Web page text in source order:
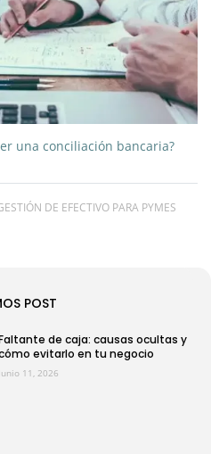
una conciliación bancaria?
DE EFECTIVO PARA PYMES
POST
de caja: causas ocultas y
evitarlo en tu negocio
Junio 11, 2026